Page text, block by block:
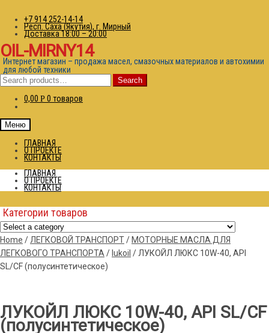
+7 914 252-14-14
Респ. Саха (Якутия), г. Мирный
Доставка 18:00 – 20:00
OIL-MIRNY14
Интернет магазин – продажа масел, смазочных материалов и автохимии
для любой техники
Search
for: Search
0,00 Р 0 товаров
Меню
ГЛАВНАЯ
О ПРОЕКТЕ
КОНТАКТЫ
ГЛАВНАЯ
О ПРОЕКТЕ
КОНТАКТЫ
Категории товаров
Home / ЛЕГКОВОЙ ТРАНСПОРТ/ МОТОРНЫЕ МАСЛА ДЛЯ
ЛЕГКОВОГО ТРАНСПОРТА / lukoil / ЛУКОЙЛ ЛЮКС 10W-40, API
SL/CF (полусинтетическое)
ЛУКОЙЛ ЛЮКС 10W-40, API SL/CF
(полусинтетическое)